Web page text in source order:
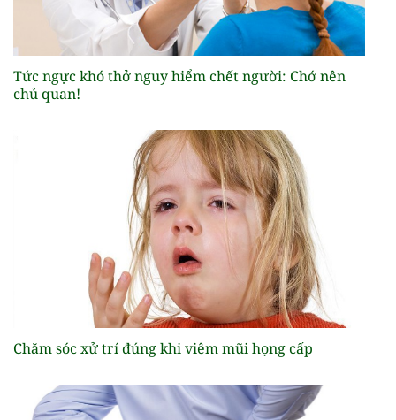
Tức ngực khó thở nguy hiểm chết người: Chớ nên
chủ quan!
Chăm sóc xử trí đúng khi viêm mũi họng cấp